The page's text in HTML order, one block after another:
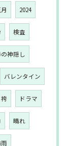
2024
検査
神隠し
バレンタイン
袴 ドラマ
晴れ